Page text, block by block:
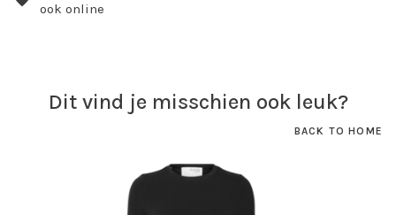
ook online
Dit vind je misschien ook leuk?
BACK TO HOME